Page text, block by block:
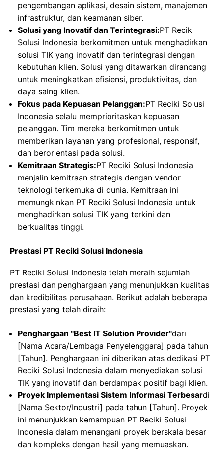
pengembangan aplikasi, desain sistem, manajemen
infrastruktur, dan keamanan siber.
Solusi yang Inovatif dan Terintegrasi:PT Reciki
Solusi Indonesia berkomitmen untuk menghadirkan
solusi TIK yang inovatif dan terintegrasi dengan
kebutuhan klien. Solusi yang ditawarkan dirancang
untuk meningkatkan efisiensi, produktivitas, dan
daya saing klien.
Fokus pada Kepuasan Pelanggan:PT Reciki Solusi
Indonesia selalu memprioritaskan kepuasan
pelanggan. Tim mereka berkomitmen untuk
memberikan layanan yang profesional, responsif,
dan berorientasi pada solusi.
Kemitraan Strategis:PT Reciki Solusi Indonesia
menjalin kemitraan strategis dengan vendor
teknologi terkemuka di dunia. Kemitraan ini
memungkinkan PT Reciki Solusi Indonesia untuk
menghadirkan solusi TIK yang terkini dan
berkualitas tinggi.
Prestasi PT Reciki Solusi Indonesia
PT Reciki Solusi Indonesia telah meraih sejumlah
prestasi dan penghargaan yang menunjukkan kualitas
dan kredibilitas perusahaan. Berikut adalah beberapa
prestasi yang telah diraih:
Penghargaan "Best IT Solution Provider"dari
[Nama Acara/Lembaga Penyelenggara] pada tahun
[Tahun]. Penghargaan ini diberikan atas dedikasi PT
Reciki Solusi Indonesia dalam menyediakan solusi
TIK yang inovatif dan berdampak positif bagi klien.
Proyek Implementasi Sistem Informasi Terbesardi
[Nama Sektor/Industri] pada tahun [Tahun]. Proyek
ini menunjukkan kemampuan PT Reciki Solusi
Indonesia dalam menangani proyek berskala besar
dan kompleks dengan hasil yang memuaskan.